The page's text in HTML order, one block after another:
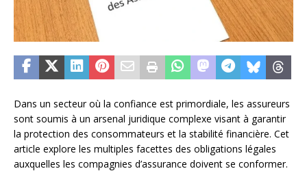
Dans un secteur où la confiance est primordiale, les assureurs
sont soumis à un arsenal juridique complexe visant à garantir
la protection des consommateurs et la stabilité financière. Cet
article explore les multiples facettes des obligations légales
auxquelles les compagnies d’assurance doivent se conformer.